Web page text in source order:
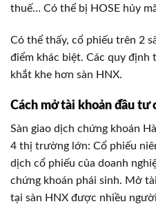
thuế… Có thể bị HOSE hủy
Có thể thấy, cổ phiếu trên 2
điểm khác biệt. Các quy định
khắt khe hơn sàn HNX.
Cách mở tài khoản đầu tư
Sàn giao dịch chứng khoán
4 thị trường lớn: Cổ phiếu
dịch cổ phiếu của doanh
chứng khoán phái sinh. Mở
tại sàn HNX được nhiều